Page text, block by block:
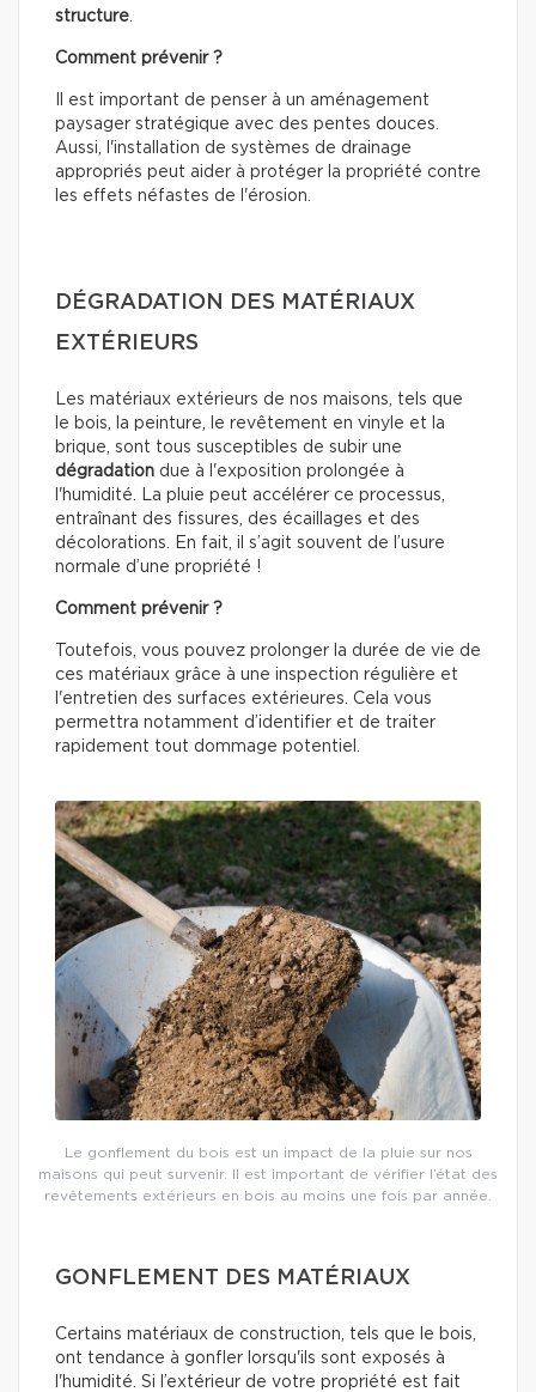
structure.
Comment prévenir ?
Il est important de penser à un aménagement
paysager stratégique avec des pentes douces.
Aussi, l'installation de systèmes de drainage
appropriés peut aider à protéger la propriété contre
les effets néfastes de l'érosion.
DÉGRADATION DES MATÉRIAUX
EXTÉRIEURS
Les matériaux extérieurs de nos maisons, tels que
le bois, la peinture, le revêtement en vinyle et la
brique, sont tous susceptibles de subir une
dégradation due à l'exposition prolongée à
l'humidité. La pluie peut accélérer ce processus,
entraînant des fissures, des écaillages et des
décolorations. En fait, il s’agit souvent de l’usure
normale d’une propriété !
Comment prévenir ?
Toutefois, vous pouvez prolonger la durée de vie de
ces matériaux grâce à une inspection régulière et
l'entretien des surfaces extérieures. Cela vous
permettra notamment d’identifier et de traiter
rapidement tout dommage potentiel.
Le gonflement du bois est un impact de la pluie sur nos
maisons qui peut survenir. Il est important de vérifier l’état des
revêtements extérieurs en bois au moins une fois par année.
GONFLEMENT DES MATÉRIAUX
Certains matériaux de construction, tels que le bois,
ont tendance à gonfler lorsqu'ils sont exposés à
l'humidité. Si l’extérieur de votre propriété est fait